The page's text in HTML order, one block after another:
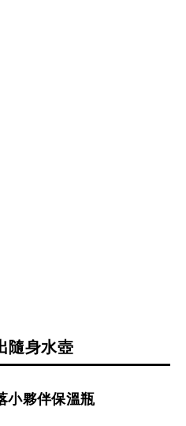
隨身水壺
小夥伴保溫瓶